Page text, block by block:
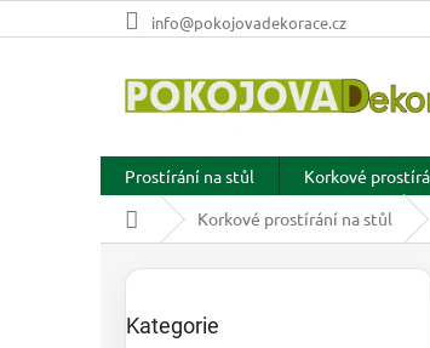
na
info@pokojovadekorace.cz
Prostírání na stůl Korkové
Domů
Korkové prostírání na stůl
kategorie
Kategorie